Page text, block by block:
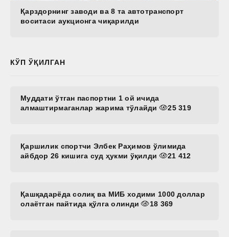
Қарздорнинг заводи ва 8 та автотранспорт
воситаси аукционга чиқарилди
КЎП ЎҚИЛГАН
Муддати ўтган паспортни 1 ой ичида
алмаштирмаганлар жарима тўлайди
25 319
Қаршилик спортчи Элбек Раҳимов ўлимида
айбдор 26 кишига суд ҳукми ўқилди
21 412
Қашқадарёда солиқ ва МИБ ходими 1000 доллар
олаётган пайтида қўлга олинди
18 369